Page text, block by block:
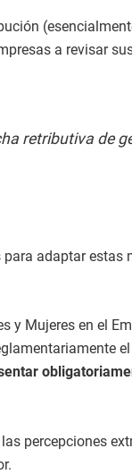
a revisar
retributiva de
adaptar estas
y Mujeres en el
percepciones